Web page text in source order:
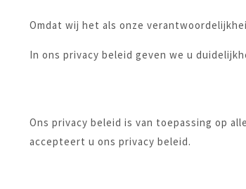
Omdat wij het als onze
In ons privacy beleid geven we u
Ons privacy beleid is van toepassing op
accepteert u ons privacy beleid.